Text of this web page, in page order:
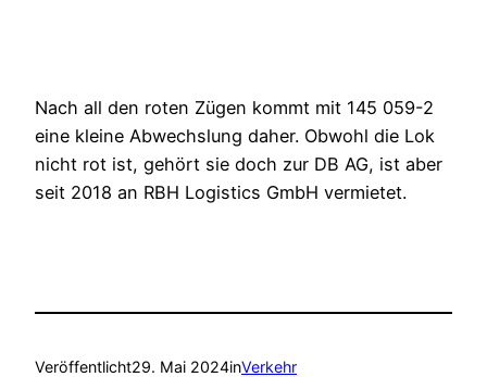
Nach all den roten Zügen kommt mit 145 059-2
eine kleine Abwechslung daher. Obwohl die Lok
nicht rot ist, gehört sie doch zur DB AG, ist aber
seit 2018 an RBH Logistics GmbH vermietet.
Veröffentlicht29. Mai 2024inVerkehr